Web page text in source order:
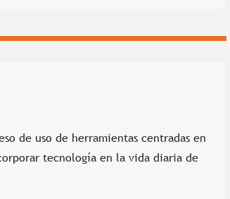
de uso de herramientas centradas en
tecnología en la vida diaria de